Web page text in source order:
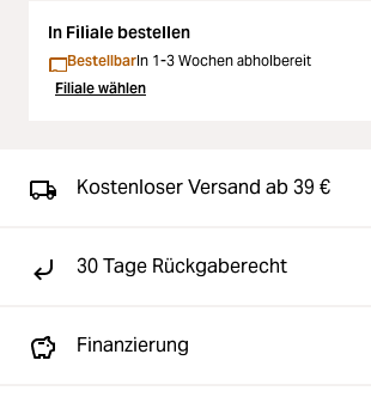
In Filiale bestellen
BestellbarIn 1-3 Wochen abholbereit
Filiale wählen
Kostenloser Versand ab 39 €
30 Tage Rückgaberecht
Finanzierung